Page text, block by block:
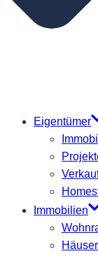
Eigentümer
Immobilien
Häuser